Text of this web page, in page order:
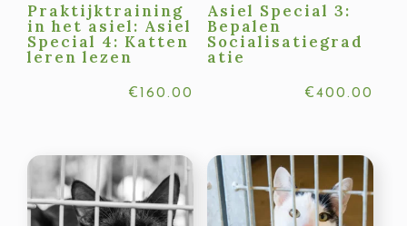
Praktijktraining
in het asiel: Asiel
Special 4: Katten
leren lezen
€ 160.00
Asiel Special 3:
Bepalen
Socialisatiegrad
atie
€ 400.00